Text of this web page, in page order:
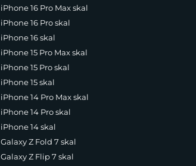
iPhone 16 Pro Max skal
iPhone 16 Pro skal
iPhone 16 skal
iPhone 15 Pro Max skal
iPhone 15 Pro skal
iPhone 15 skal
iPhone 14 Pro Max skal
iPhone 14 Pro skal
iPhone 14 skal
Galaxy Z Fold 7 skal
Galaxy Z Flip 7 skal